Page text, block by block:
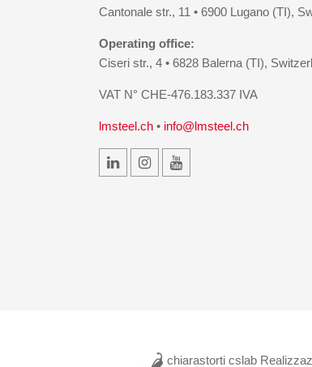
Cantonale str., 11 • 6900 Lugano (TI),
Operating office:
Ciseri str., 4 • 6828 Balerna (TI),
VAT N° CHE-476.183.337 IVA
lmsteel.ch • info@lmsteel.ch
chiarastorti cslab